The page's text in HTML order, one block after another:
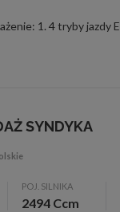
SYNDYKA
POJ. SILNIKA
2494 Ccm